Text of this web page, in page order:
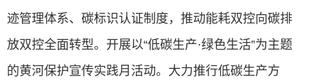
迹管理体系、碳标识认证制度，推动能耗双控向碳排
放双控全面转型。开展以“低碳生产·绿色生活”为主题
的黄河保护宣传实践月活动。大力推行低碳生产方